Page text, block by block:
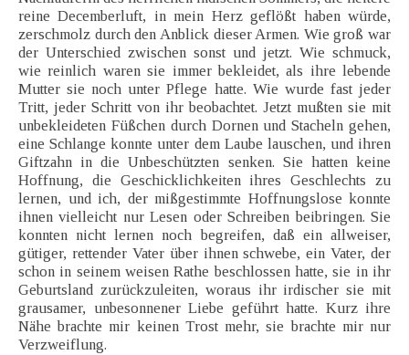
reine Decemberluft, in mein Herz geflößt haben würde,
zerschmolz durch den Anblick dieser Armen. Wie groß war
der Unterschied zwischen sonst und jetzt. Wie schmuck,
wie reinlich waren sie immer bekleidet, als ihre lebende
Mutter sie noch unter Pflege hatte. Wie wurde fast jeder
Tritt, jeder Schritt von ihr beobachtet. Jetzt mußten sie mit
unbekleideten Füßchen durch Dornen und Stacheln gehen,
eine Schlange konnte unter dem Laube lauschen, und ihren
Giftzahn in die Unbeschützten senken. Sie hatten keine
Hoffnung, die Geschicklichkeiten ihres Geschlechts zu
lernen, und ich, der mißgestimmte Hoffnungslose konnte
ihnen vielleicht nur Lesen oder Schreiben beibringen. Sie
konnten nicht lernen noch begreifen, daß ein allweiser,
gütiger, rettender Vater über ihnen schwebe, ein Vater, der
schon in seinem weisen Rathe beschlossen hatte, sie in ihr
Geburtsland zurückzuleiten, woraus ihr irdischer sie mit
grausamer, unbesonnener Liebe geführt hatte. Kurz ihre
Nähe brachte mir keinen Trost mehr, sie brachte mir nur
Verzweiflung.